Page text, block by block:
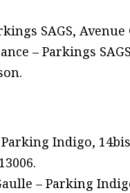
SAGS,
– Parkings
Indigo,
– Parking